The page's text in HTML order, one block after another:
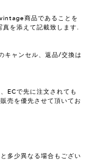
商品であることを
を添えて記載致します.
キャンセル、返品/交換は
ECで先に注文されても
売を優先させて頂いてお
多少異なる場合もござい